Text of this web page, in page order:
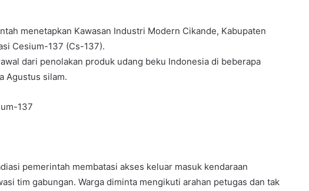
menetapkan Kawasan Industri Modern Cikande, Kabupaten
Cesium-137 (Cs-137).
dari penolakan produk udang beku Indonesia di beberapa
Agustus silam.
137
pemerintah membatasi akses keluar masuk kendaraan
tim gabungan. Warga diminta mengikuti arahan petugas dan tak